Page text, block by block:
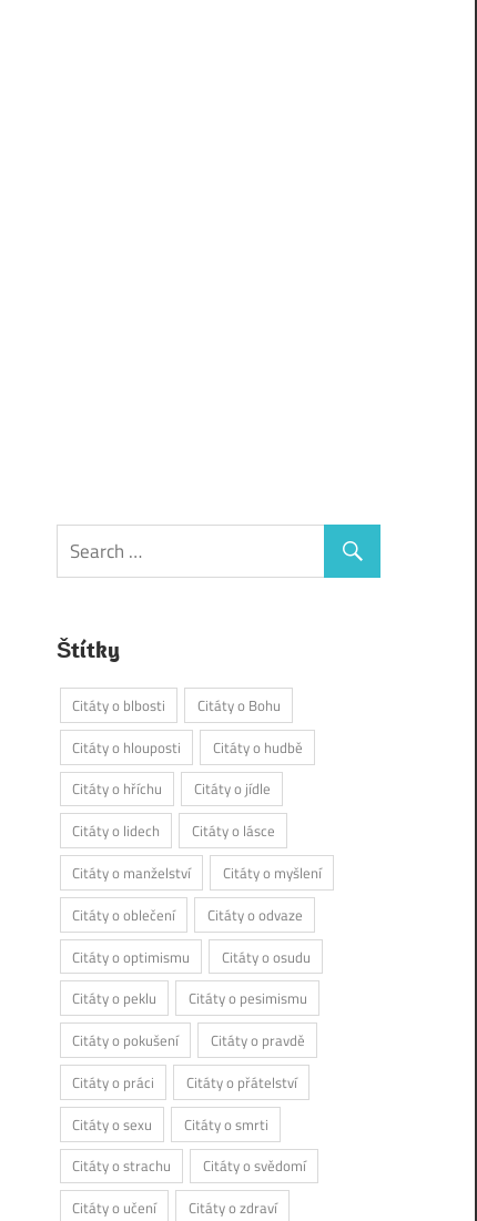
Štítky
Citáty o blbosti
Citáty o Bohu
Citáty o hlouposti
Citáty o hudbě
Citáty o hříchu
Citáty o jídle
Citáty o lidech
Citáty o lásce
Citáty o manželství
Citáty o myšlení
Citáty o oblečení
Citáty o odvaze
Citáty o optimismu
Citáty o osudu
Citáty o peklu
Citáty o pesimismu
Citáty o pokušení
Citáty o pravdě
Citáty o práci
Citáty o přátelství
Citáty o sexu
Citáty o smrti
Citáty o strachu
Citáty o svědomí
Citáty o učení
Citáty o zdraví